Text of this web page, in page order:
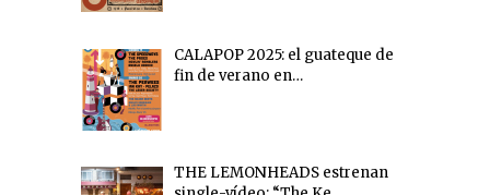
CALAPOP 2025: el guateque de
fin de verano en…
THE LEMONHEADS estrenan